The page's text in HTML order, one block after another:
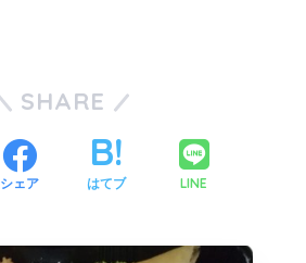
SHARE
シェア はてブ LINE